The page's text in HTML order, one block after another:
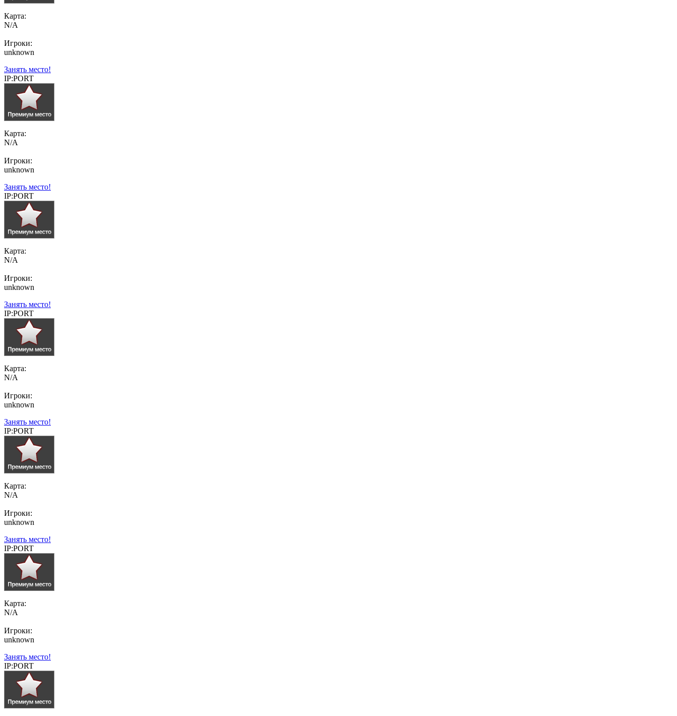
Карта:
N/A
Игроки:
unknown
Занять место!
IP:PORT
Карта:
N/A
Игроки:
unknown
Занять место!
IP:PORT
Карта:
N/A
Игроки:
unknown
Занять место!
IP:PORT
Карта:
N/A
Игроки:
unknown
Занять место!
IP:PORT
Карта:
N/A
Игроки:
unknown
Занять место!
IP:PORT
Карта:
N/A
Игроки:
unknown
Занять место!
IP:PORT